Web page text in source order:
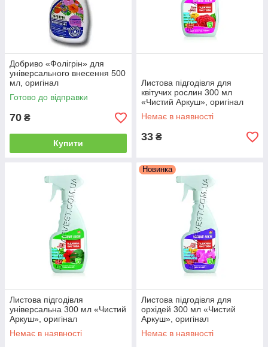
Добриво «Фолігрін» для
універсального внесення 500
мл, оригінал
Готово до відправки
70 ₴
Купити
Листова підгодівля для
квітучих рослин 300 мл
«Чистий Аркуш», оригінал
Немає в наявності
33 ₴
Листова підгодівля
універсальна 300 мл «Чистий
Аркуш», оригінал
Немає в наявності
Новинка
Листова підгодівля для
орхідей 300 мл «Чистий
Аркуш», оригінал
Немає в наявності